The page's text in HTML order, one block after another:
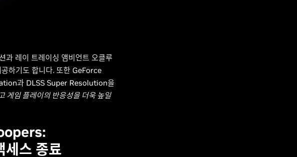
과 레이 트레이싱 앰비언트 오클루
하기도 합니다. 또한 GeForce
과 DLSS Super Resolution을
게임 플레이의 반응성을 더욱 높일
스 종료